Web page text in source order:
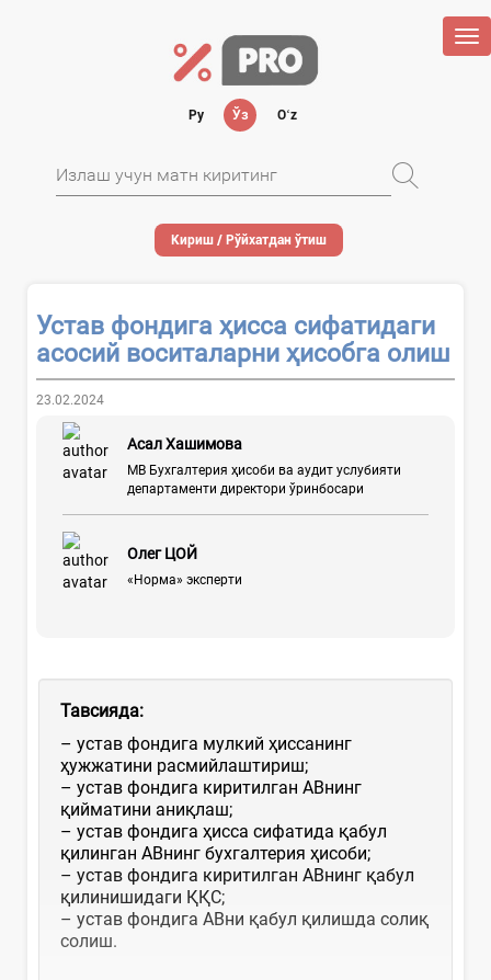
Ру Ўз Oʻz
Кириш / Рўйхатдан ўтиш
Устав фондига ҳисса сифатидаги
асосий воситаларни ҳисобга олиш
23.02.2024
Асал Хашимова
МВ Бухгалтерия ҳисоби ва аудит услубияти
департаменти директори ўринбосари
Олег ЦОЙ
«Норма» эксперти
Тавсияда:
– устав фондига мулкий ҳиссанинг
ҳужжатини расмийлаштириш;
– устав фондига киритилган АВнинг
қийматини аниқлаш;
– устав фондига ҳисса сифатида қабул
қилинган АВнинг бухгалтерия ҳисоби;
– устав фондига киритилган АВнинг қабул
қилинишидаги ҚҚС;
– устав фондига АВни қабул қилишда солиқ
солиш.